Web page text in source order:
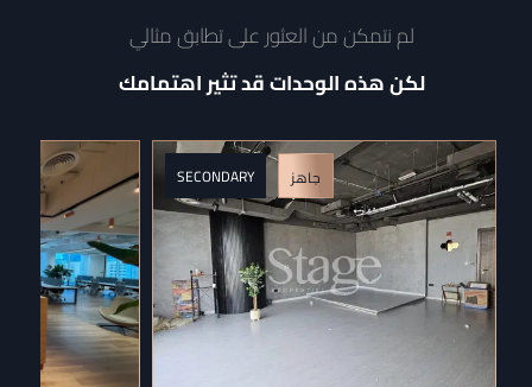
لم نتمكن من العثور على تطابق مثالي
لكن هذه الوحدات قد تثير اهتمامك
جاهز SECONDARY